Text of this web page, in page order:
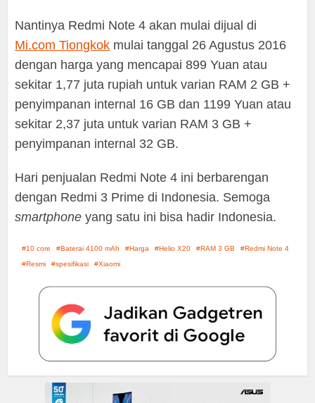
Nantinya Redmi Note 4 akan mulai dijual di
Mi.com Tiongkok mulai tanggal 26 Agustus 2016
dengan harga yang mencapai 899 Yuan atau
sekitar 1,77 juta rupiah untuk varian RAM 2 GB +
penyimpanan internal 16 GB dan 1199 Yuan atau
sekitar 2,37 juta untuk varian RAM 3 GB +
penyimpanan internal 32 GB.
Hari penjualan Redmi Note 4 ini berbarengan
dengan Redmi 3 Prime di Indonesia. Semoga
smartphone yang satu ini bisa hadir Indonesia.
10 core Baterai 4100 mAh Harga Helio X20 RAM 3 GB
Redmi Note 4
Resmi
spesifikasi Xiaomi